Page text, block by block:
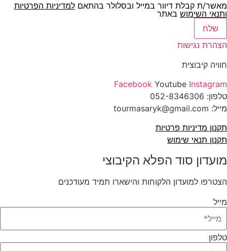
מאשר/ת קבלת דיוור במייל ובסלולר בהתאם למדיניות הפרטיות
ותנאי השימוש באתר
שלח
הצהרת נגישות
חוויה קיבוצית
Facebook Youtube Instagram
טלפון: 052-8346306
מייל: tourmasaryk@gmail.com
תקנון מדיניות פרטיות
תקנון תנאי שימוש
מועדון סוד הפלא הקיבוצי
הצטרפו למועדון הלקוחות והישארו תמיד מעודכנים
מייל
טלפון